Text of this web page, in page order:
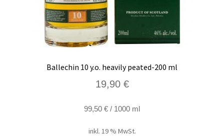
Ballechin 10 y.o. heavily peated-200 ml
19,90 €
99,50 € / 1000 ml
inkl. 19 % MwSt.